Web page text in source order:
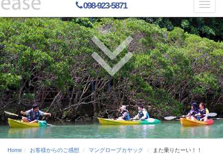
098-923-5871
Home お客様からのご感想 マングローブカヤック また乗りたーい！！